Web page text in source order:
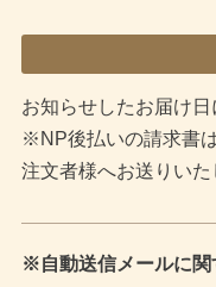
お知らせしたお届け日
※NP後払いの請求書
注文者様へお送りいた
※自動送信メールに関